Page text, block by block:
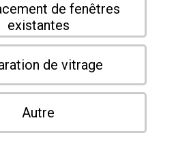
de fenêtres
existantes
de vitrage
Autre